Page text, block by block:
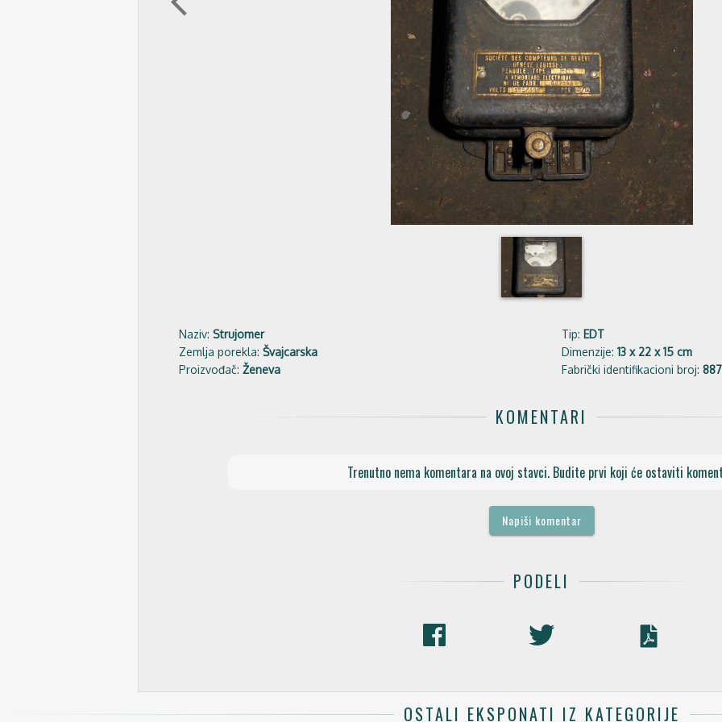
Naziv: Strujomer
Zemlja porekla: Švajcarska
Proizvođač: Ženeva
Tip: EDT
Dimenzije: 13 x 22 x 15 cm
Fabrički identifikacioni broj:
KOMENTARI
Trenutno nema komentara na ovoj stavci. Budite prvi koji će ostaviti
Napiši komentar
PODELI
OSTALI EKSPONATI IZ KATEGORIJE